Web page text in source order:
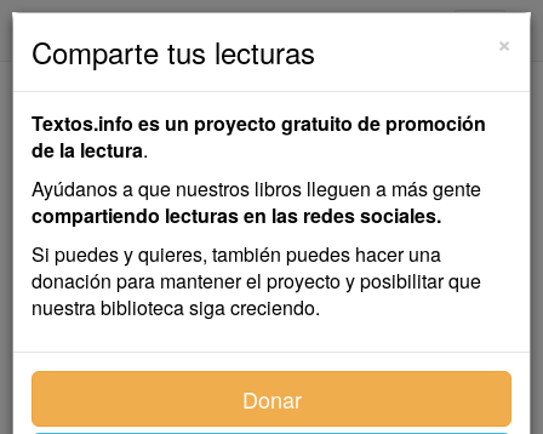
Águeda
Emilia Pardo Bazán
Cuento
—Lárguese usted, y que no vuelva a verla delante —
dijo furioso el celibatario a su sirviente, aquella vieja
Águeda, que realmente era capaz de acabar con la
paciencia de un santo de los que más se distinguieron
×
Comparte tus lecturas
Textos.info es un proyecto gratuito de promoción
de la lectura.
Ayúdanos a que nuestros libros lleguen a más gente
compartiendo lecturas en las redes sociales.
Si puedes y quieres, también puedes hacer una
donación para mantener el proyecto y posibilitar que
nuestra biblioteca siga creciendo.
Donar